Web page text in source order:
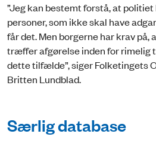
”Jeg kan bestemt forstå, at
personer, som ikke skal have
får det. Men borgerne har krav på,
træffer afgørelse inden for rimelig
dette tilfælde”, siger Folketingets
Britten Lundblad.
Særlig database